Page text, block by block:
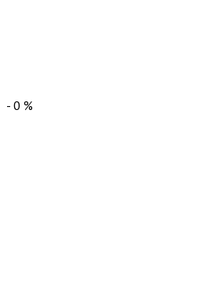
- 0 %